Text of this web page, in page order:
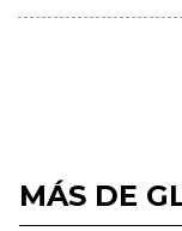
MÁS DE